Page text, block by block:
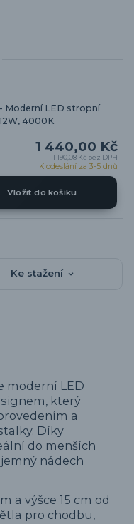
Moderní LED stropní
4000K
1 440,00 Kč
1 190,08 Kč bez DPH
K odeslání za 3-5 dnů
Vložit do košíku
Ke stažení
moderní LED
který
a
Díky
do menších
nádech
a výšce 15 cm od
pro chodbu,